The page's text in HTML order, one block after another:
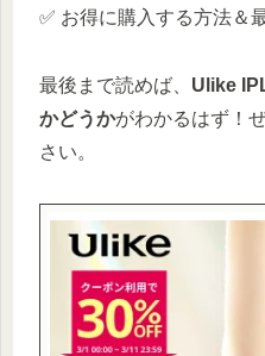
✅ お得に購入する方法＆
最後まで読めば、 Ulike
かどうかがわかるはず！
さい。